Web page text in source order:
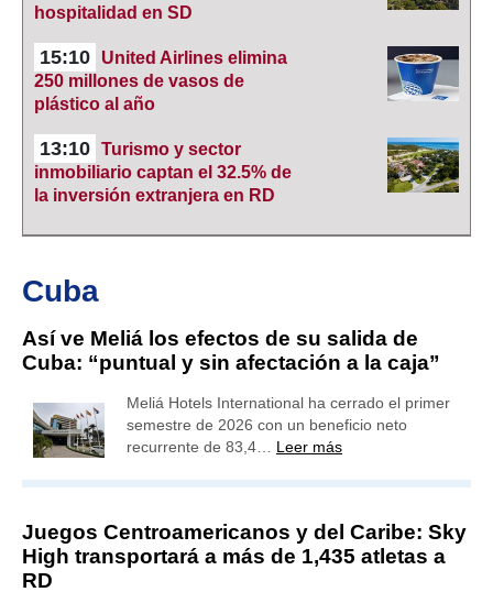
hospitalidad en SD
15:10
United Airlines elimina
250 millones de vasos de
plástico al año
13:10 Turismo y sector
inmobiliario captan el 32.5% de
la inversión extranjera en RD
Cuba
Así ve Meliá los efectos de su salida de
Cuba: “puntual y sin afectación a la caja”
Meliá Hotels International ha cerrado el primer
semestre de 2026 con un beneficio neto
recurrente de 83,4… Leer más
Juegos Centroamericanos y del Caribe: Sky
High transportará a más de 1,435 atletas a
RD